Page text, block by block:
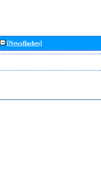
[Newsflashes]